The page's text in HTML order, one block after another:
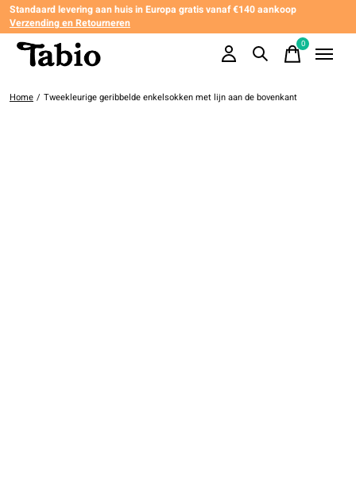
Standaard levering aan huis in Europa gratis vanaf €140 aankoop
Verzending en Retourneren
0items
Home / Tweekleurige geribbelde enkelsokken met lijn aan de bovenkant